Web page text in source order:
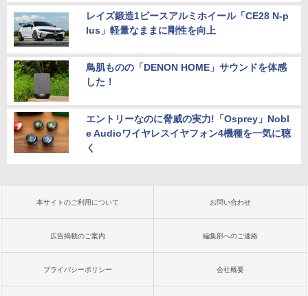
レイズ鍛造1ピースアルミホイール「CE28 N-p
lus」軽量なままに剛性を向上
鳥肌ものの「DENON HOME」サウンドを体感
した！
エントリーなのに脅威の実力!「Osprey」Nobl
e Audioワイヤレスイヤフォン4機種を一気に聴
く
本サイトのご利用について お問い合わせ
広告掲載のご案内 編集部へのご連絡
プライバシーポリシー 会社概要